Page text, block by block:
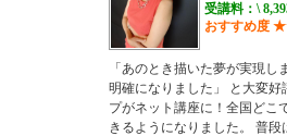
受講料：\
おすすめ度 ★
「あのとき描いた夢が実現
明確になりました」 と大変好
プがネット講座に！全国どこ
きるようになりました。 普